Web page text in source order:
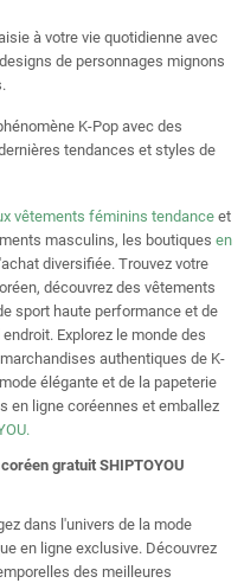
à votre vie quotidienne avec
de personnages mignons
K-Pop avec des
tendances et styles de
vêtements féminins tendance et
masculins, les boutiques en
diversifiée. Trouvez votre
découvrez des vêtements
sport haute performance et de
Explorez le monde des
authentiques de K-
élégante et de la papeterie
en ligne coréennes et emballez
gratuit SHIPTOYOU
dans l'univers de la mode
en ligne exclusive. Découvrez
des meilleures